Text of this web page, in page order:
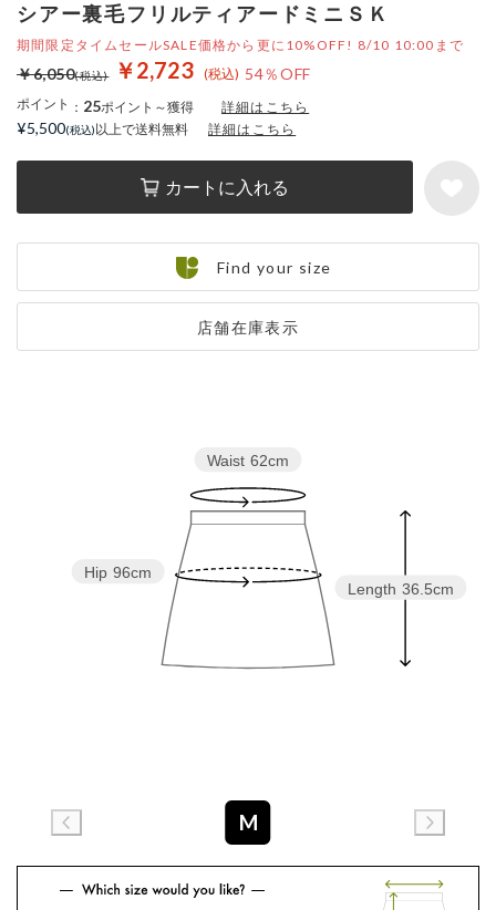
シアー裏毛フリルティアードミニＳＫ
期間限定タイムセールSALE価格から更に10%OFF! 8/10 10:00まで
￥2,723 54％OFF
￥6,050
ポイント ： 25ポイント～獲得 詳細はこちら
カートに入れる
店舗在庫表示
¥5,500 以上で送料無料 詳細はこちら
Find your size
Length 36.5cm
Hip 96cm
Waist 62cm
M